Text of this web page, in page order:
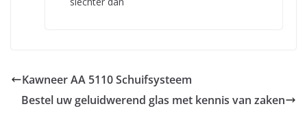
Kawneer AA 5110 Schuifsysteem
Bestel uw geluidwerend glas met kennis van zaken